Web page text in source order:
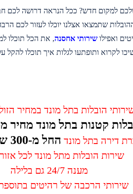
למקום חדש? ככל הנראה דרושה
שתמצאו אצלנו יוכלו לעזור לכם
ואפילו שירותי אחסנה, את הכל תוכלו
לקרוא ותופתעו לגלות איך תוכלו להקל
הובלות בתל מונד במחיר
קטנות בתל מונד מחיר מ-250
דירה בתל מונד החל מ-300 ש”ח
שירות הובלות מתל מונד לכל
מענה 24/7 גם בלילה
שירותי הרכבה של רהיטים